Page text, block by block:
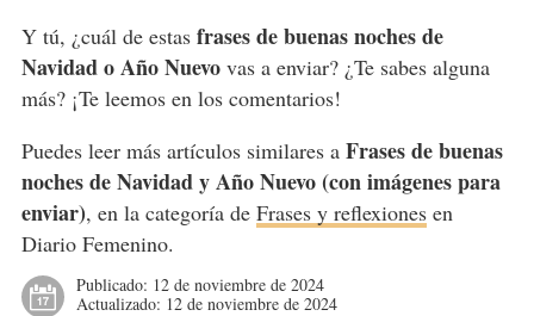
Y tú, ¿cuál de estasfrases de buenas noches de
Navidad o Año Nuevovas a enviar? ¿Te sabes alguna
más? ¡Te leemos en los comentarios!
Puedes leer más artículos similares a Frases de buenas
noches de Navidad y Año Nuevo (con imágenes para
enviar), en la categoría de Frases y reflexionesen
Diario Femenino.
Publicado: 12 de noviembre de 2024
Actualizado: 12 de noviembre de 2024